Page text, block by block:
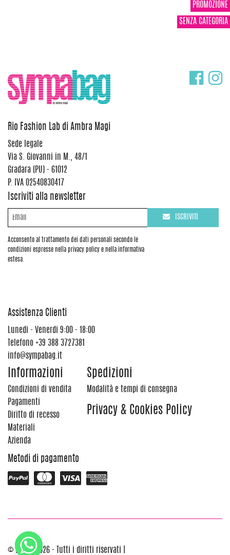
PROMOZIONE
SENZA CATEGORIA
Rio Fashion Lab di Ambra Magi
Sede legale
Via S. Giovanni in M., 48/1
Gradara (PU) - 61012
P. IVA 02540830417
Iscriviti alla newsletter
Acconsento al trattamento dei dati personali secondo le
condizioni espresse nella privacy policy e nella informativa
estesa.
ISCRIVITI
Assistenza Clienti
Lunedi - Venerdi 9:00 - 18:00
Telefono +39 388 3727381
info@sympabag.it
Informazioni
Condizioni di vendita
Pagamenti
Diritto di recesso
Materiali
Azienda
Spedizioni
Modalità e tempi di consegna
Privacy & Cookies Policy
Metodi di pagamento
© 2012 - 2026 - Tutti i diritti riservati |